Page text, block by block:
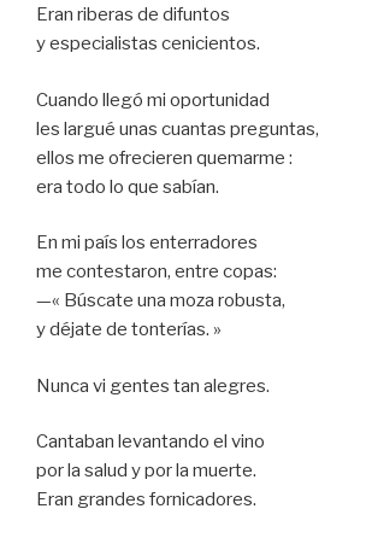
Eran riberas de difuntos
y especialistas cenicientos.
Cuando llegó mi oportunidad
les largué unas cuantas preguntas,
ellos me ofrecieren quemarme :
era todo lo que sabían.
En mi país los enterradores
me contestaron, entre copas:
—« Búscate una moza robusta,
y déjate de tonterías. »
Nunca vi gentes tan alegres.
Cantaban levantando el vino
por la salud y por la muerte.
Eran grandes fornicadores.